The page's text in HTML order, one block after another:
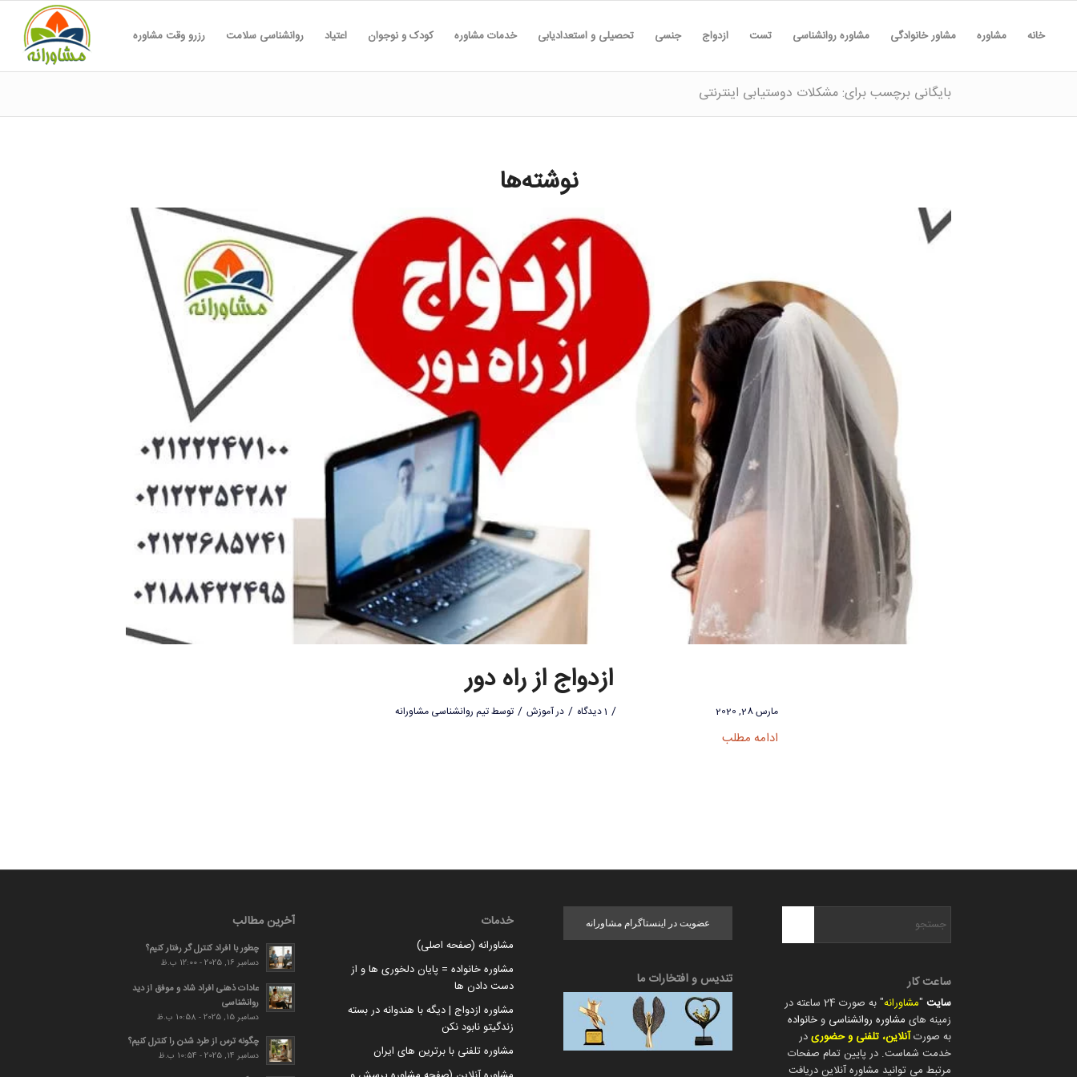
خانه مشاوره مشاور خانوادگی مشاوره روانشناسی تست ازدواج جنسی تحصیلی و استعدادیابی خدمات مشاوره کودک و نوجوان اعتیاد روانشناسی سلامت رزرو وقت مشاوره
بایگانی برچسب برای: مشکلات دوستیابی اینترنتی
نوشته‌ها
ازدواج از راه دور
مارس 28, 2020 / 1 دیدگاه / درآموزش / توسطتیم روانشناسی مشاورانه
ادامه مطلب
ساعت کار
سایت "مشاورانه
" به صورت 24 ساعته در
زمینه های مشاوره روانشناسی و خانواده
به صورتآنلاین، تلفنی و حضوریدر
خدمت شماست. در پایین تمام صفحات
مرتبط می توانید مشاوره آنلاین دریافت
عضویت در اینستاگرام مشاورانه
تندیس و افتخارات ما
خدمات
مشاورانه (صفحه اصلی)
مشاوره خانواده = پایان دلخوری ها و از
دست دادن ها
مشاوره ازدواج | دیگه با هندوانه در بسته
زندگیتو نابود نکن
مشاوره تلفنی با برترین های ایران
آخرین مطالب
چطور با افراد کنترل گر رفتار کنیم؟
دسامبر 16, 2025 - 12:00 ب.ظ
عادات ذهنی افراد شاد و موفق از دید
روانشناسی
دسامبر 15, 2025 - 10:58 ب.ظ
چگونه ترس از طرد شدن را کنترل کنیم؟
دسامبر 14, 2025 - 10:54 ب.ظ